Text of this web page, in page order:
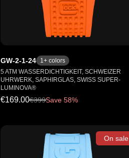
GW-2-1-24 1+ colors
5 ATM WASSERDICHTIGKEIT, SCHWEIZER
UHRWERK, SAPHIRGLAS, SWISS SUPER-
LUMINOVA®
€169.00€399Save 58%
On sale